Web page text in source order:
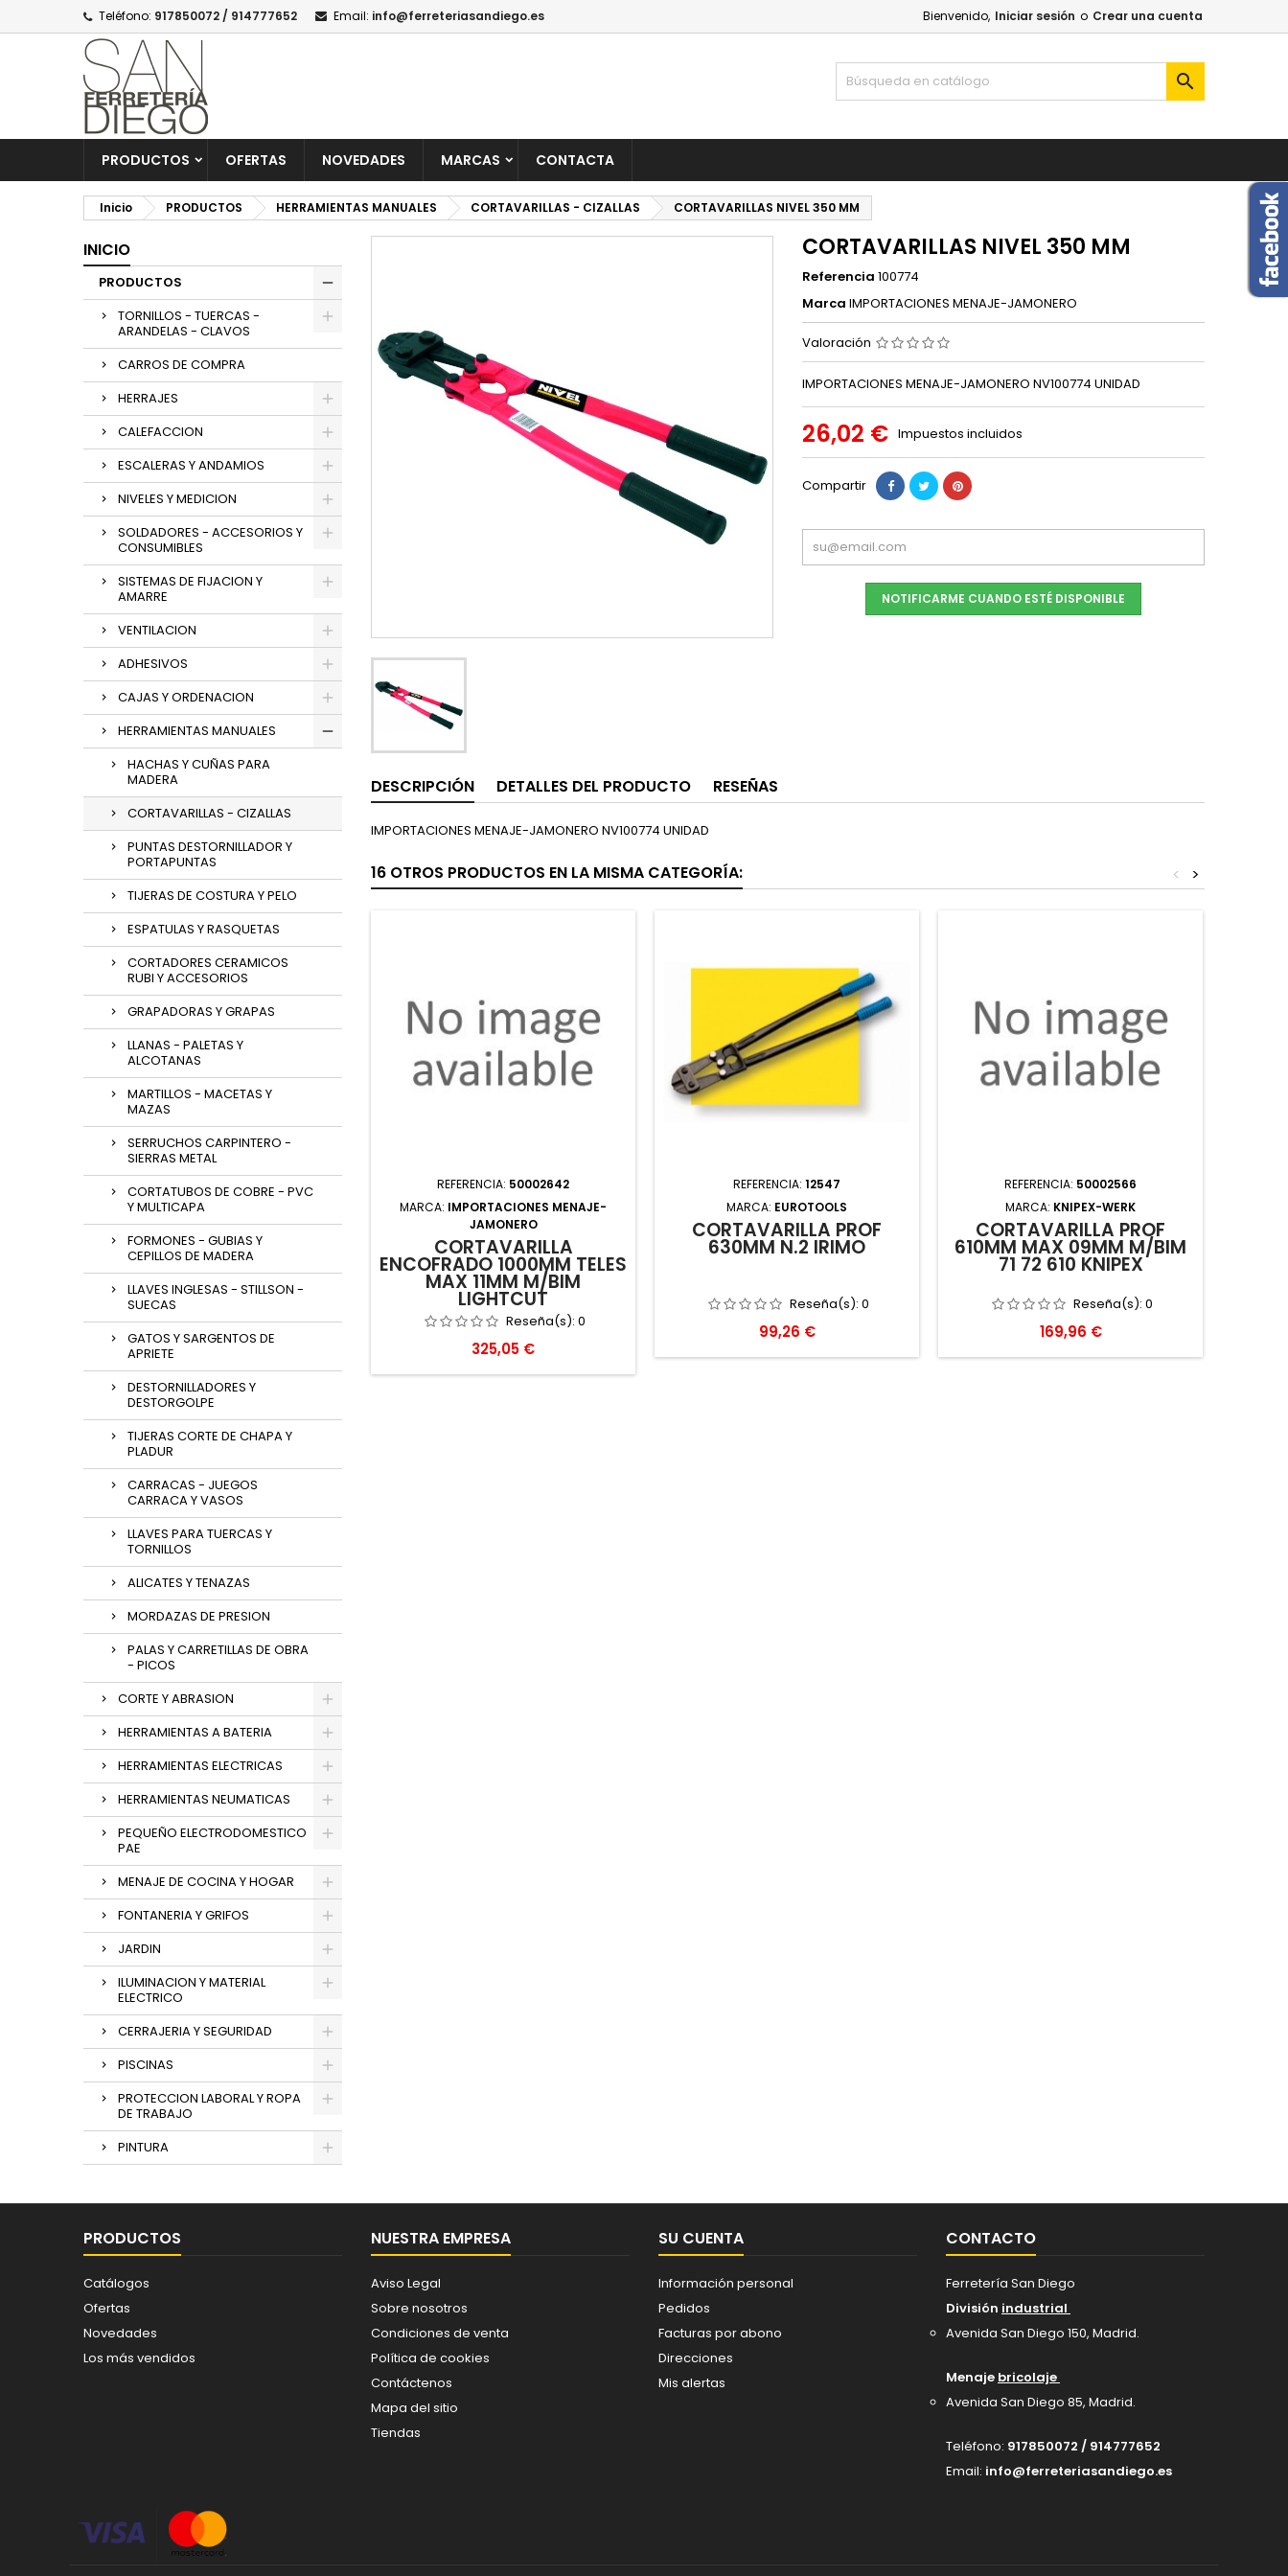
Teléfono: 917850072 / 914777652 Email: info@ferreteriasandiego.es Bienvenido, Iniciar sesión o Crear una cuenta

PRODUCTOS OFERTAS NOVEDADES MARCAS CONTACTA
Inicio PRODUCTOS HERRAMIENTAS MANUALES CORTAVARILLAS - CIZALLAS CORTAVARILLAS NIVEL 350 MM
INICIO
PRODUCTOS
TORNILLOS - TUERCAS -
ARANDELAS - CLAVOS
CARROS DE COMPRA
HERRAJES
CALEFACCION
ESCALERAS Y ANDAMIOS
NIVELES Y MEDICION
SOLDADORES - ACCESORIOS Y
CONSUMIBLES
SISTEMAS DE FIJACION Y
AMARRE
VENTILACION
ADHESIVOS
CAJAS Y ORDENACION
HERRAMIENTAS MANUALES
HACHAS Y CUÑAS PARA
MADERA
CORTAVARILLAS - CIZALLAS
PUNTAS DESTORNILLADOR Y
PORTAPUNTAS
TIJERAS DE COSTURA Y PELO
ESPATULAS Y RASQUETAS
CORTADORES CERAMICOS
RUBI Y ACCESORIOS
GRAPADORAS Y GRAPAS
LLANAS - PALETAS Y
ALCOTANAS
MARTILLOS - MACETAS Y
MAZAS
SERRUCHOS CARPINTERO -
SIERRAS METAL
CORTATUBOS DE COBRE - PVC
Y MULTICAPA
FORMONES - GUBIAS Y
CEPILLOS DE MADERA
LLAVES INGLESAS - STILLSON -
SUECAS
GATOS Y SARGENTOS DE
APRIETE
DESTORNILLADORES Y
DESTORGOLPE
TIJERAS CORTE DE CHAPA Y
PLADUR
CARRACAS - JUEGOS
CARRACA Y VASOS
LLAVES PARA TUERCAS Y
TORNILLOS
ALICATES Y TENAZAS
MORDAZAS DE PRESION
PALAS Y CARRETILLAS DE OBRA
- PICOS
CORTE Y ABRASION
HERRAMIENTAS A BATERIA
HERRAMIENTAS ELECTRICAS
HERRAMIENTAS NEUMATICAS
PEQUEÑO ELECTRODOMESTICO
PAE
MENAJE DE COCINA Y HOGAR
FONTANERIA Y GRIFOS
JARDIN
ILUMINACION Y MATERIAL
ELECTRICO
CERRAJERIA Y SEGURIDAD
PISCINAS
PROTECCION LABORAL Y ROPA
DE TRABAJO
PINTURA
CORTAVARILLAS NIVEL 350 MM
Referencia 100774
Marca IMPORTACIONES MENAJE-JAMONERO
Valoración
IMPORTACIONES MENAJE-JAMONERO NV100774 UNIDAD
26,02 € Impuestos incluidos
Compartir
NOTIFICARME CUANDO ESTÉ DISPONIBLE
DESCRIPCIÓN DETALLES DEL PRODUCTO RESEÑAS
IMPORTACIONES MENAJE-JAMONERO NV100774 UNIDAD
16 OTROS PRODUCTOS EN LA MISMA CATEGORÍA: >
<
REFERENCIA: 50002642
MARCA: IMPORTACIONES MENAJE-
JAMONERO
CORTAVARILLA
ENCOFRADO 1000MM TELES
MAX 11MM M/BIM
LIGHTCUT
Reseña(s): 0
Precio
325,05 €
REFERENCIA: 12547
MARCA: EUROTOOLS
CORTAVARILLA PROF
630MM N.2 IRIMO
Reseña(s): 0
Precio
99,26 €
REFERENCIA: 50002566
MARCA: KNIPEX-WERK
CORTAVARILLA PROF
610MM MAX 09MM M/BIM
71 72 610 KNIPEX
Reseña(s): 0
Precio
169,96 €
PRODUCTOS
Catálogos
Ofertas
Novedades
Los más vendidos
NUESTRA EMPRESA
Aviso Legal
Sobre nosotros
Condiciones de venta
Política de cookies
Contáctenos
Mapa del sitio
Tiendas
SU CUENTA
Información personal
Pedidos
Facturas por abono
Direcciones
Mis alertas
CONTACTO
Ferretería San Diego
División industrial
Avenida San Diego 150, Madrid.
Menaje bricolaje
Avenida San Diego 85, Madrid.
Teléfono: 917850072 / 914777652
Email: info@ferreteriasandiego.es